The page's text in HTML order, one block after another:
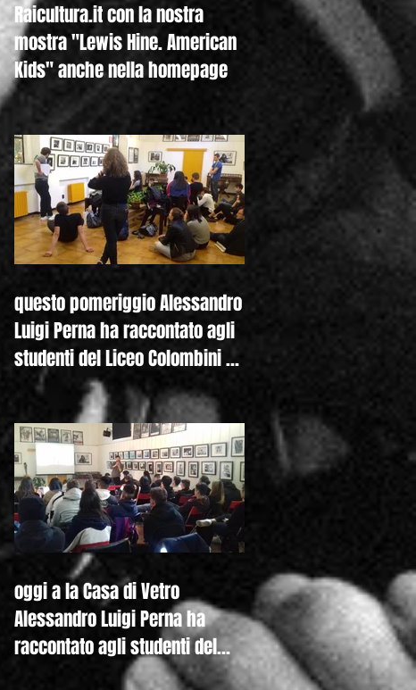
Raicultura.it con la nostra
mostra "Lewis Hine. American
Kids" anche nella homepage
questo pomeriggio Alessandro
Luigi Perna ha raccontato agli
studenti del Liceo Colombini di
Piacenza
oggi a la Casa di Vetro
Alessandro Luigi Perna ha
raccontato agli studenti del
Liceo De Nicola di Se